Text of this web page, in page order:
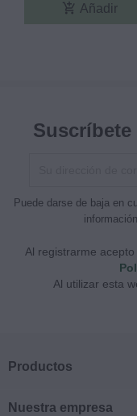
add_shopping_cart Añadir
Suscríbete
Puede darse de baja en
Al registrarme
Al utilizar esta
Productos
Nuestra empresa